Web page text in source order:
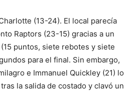
(13-24). El local parecía
Raptors (23-15) gracias a un
puntos, siete rebotes y siete
para el final. Sin embargo,
e Immanuel Quickley (21) lo
la salida de costado y clavó un